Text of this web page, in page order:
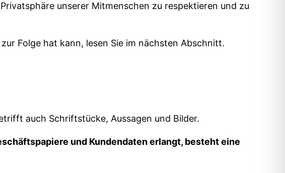
unserer Mitmenschen zu respektieren und zu
Folge hat kann, lesen Sie im nächsten Abschnitt.
auch Schriftstücke, Aussagen und Bilder.
und Kundendaten erlangt, besteht eine